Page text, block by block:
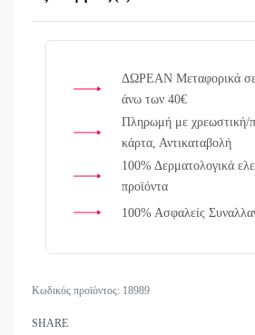
ΔΩΡΕΑΝ Μεταφορικά σε
άνω των 40€
Πληρωμή με χρεωστική/
κάρτα, Αντικαταβολή
100% Δερματολογικά
προϊόντα
100% Ασφαλείς
18989
SHARE